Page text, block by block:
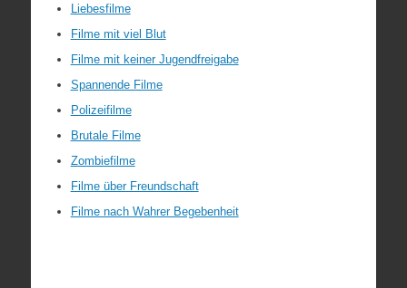
Liebesfilme
Filme mit viel Blut
Filme mit keiner Jugendfreigabe
Spannende Filme
Polizeifilme
Brutale Filme
Zombiefilme
Filme über Freundschaft
Filme nach Wahrer Begebenheit